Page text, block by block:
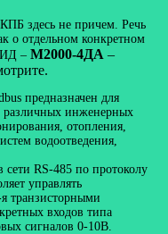
здесь не причем. Речь
о отдельном конкретном
– М2000-4ДА –
предназначен для
различных инженерных
отопления,
водоотведения,
RS-485 по протоколу
управлять
транзисторными
входов типа
сигналов 0-10В.